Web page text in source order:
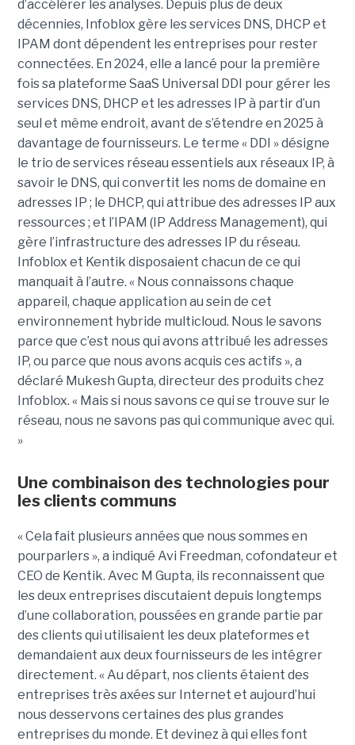
d’accélérer les analyses. Depuis plus de deux
décennies, Infoblox gère les services DNS, DHCP et
IPAM dont dépendent les entreprises pour rester
connectées. En 2024, elle a lancé pour la première
fois sa plateforme SaaS Universal DDI pour gérer les
services DNS, DHCP et les adresses IP à partir d’un
seul et même endroit, avant de s’étendre en 2025 à
davantage de fournisseurs. Le terme « DDI » désigne
le trio de services réseau essentiels aux réseaux IP, à
savoir le DNS, qui convertit les noms de domaine en
adresses IP ; le DHCP, qui attribue des adresses IP aux
ressources ; et l’IPAM (IP Address Management), qui
gère l’infrastructure des adresses IP du réseau.
Infoblox et Kentik disposaient chacun de ce qui
manquait à l’autre. « Nous connaissons chaque
appareil, chaque application au sein de cet
environnement hybride multicloud. Nous le savons
parce que c’est nous qui avons attribué les adresses
IP, ou parce que nous avons acquis ces actifs », a
déclaré Mukesh Gupta, directeur des produits chez
Infoblox. « Mais si nous savons ce qui se trouve sur le
réseau, nous ne savons pas qui communique avec qui.
»
Une combinaison des technologies pour
les clients communs
« Cela fait plusieurs années que nous sommes en
pourparlers », a indiqué Avi Freedman, cofondateur et
CEO de Kentik. Avec M Gupta, ils reconnaissent que
les deux entreprises discutaient depuis longtemps
d’une collaboration, poussées en grande partie par
des clients qui utilisaient les deux plateformes et
demandaient aux deux fournisseurs de les intégrer
directement. « Au départ, nos clients étaient des
entreprises très axées sur Internet et aujourd’hui
nous desservons certaines des plus grandes
entreprises du monde. Et devinez à qui elles font